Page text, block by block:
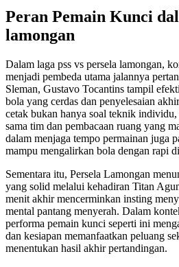
Peran Pemain Kunci
lamongan
Dalam laga pss vs persela lamongan,
menjadi pembeda utama jalannya
Sleman, Gustavo Tocantins tampil
bola yang cerdas dan penyelesaian
cetak bukan hanya soal teknik
sama tim dan pembacaan ruang yang
dalam menjaga tempo permainan juga
mampu mengalirkan bola dengan rapi
Sementara itu, Persela Lamongan
yang solid melalui kehadiran Titan
menit akhir mencerminkan insting
mental pantang menyerah. Dalam
performa pemain kunci seperti ini
dan kesiapan memanfaatkan peluang
menentukan hasil akhir pertandingan.